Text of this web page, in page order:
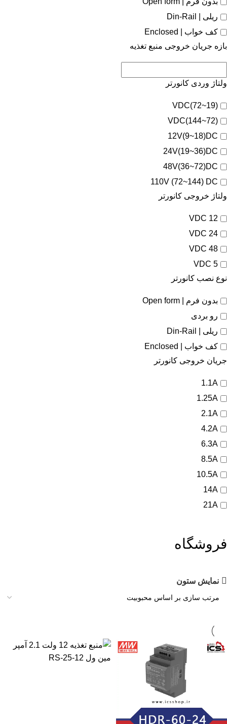
ریلی | Din-Rail
کف خواب | Enclosed
بازه جریان خروجی منبع تغذیه
ولتاژ وردی کانورتر
(19~72)VDC
(72~144)VDC
12V(9~18)DC
24V(19~36)DC
48V(36~72)DC
110V (72~144) DC
ولتاژ خروجی کانورتر
12 VDC
24 VDC
48 VDC
5 VDC
نوع نصب کانورتر
بدون فرم | Open form
رو بردی
ریلی | Din-Rail
کف خواب | Enclosed
جریان خروجی کانورتر
1.1A
1.25A
2.1A
4.2A
6.3A
8.5A
10.5A
14A
21A
فروشگاه
نمایش ستون